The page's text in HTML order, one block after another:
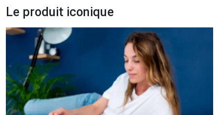
Le produit iconique